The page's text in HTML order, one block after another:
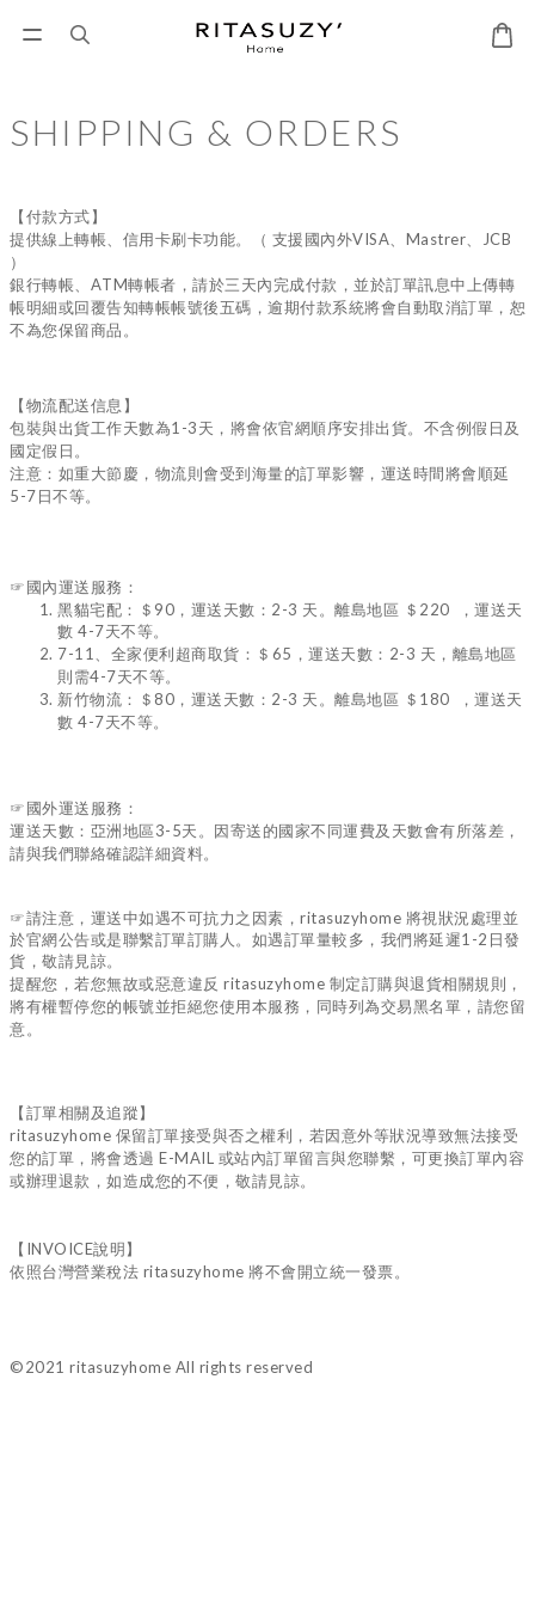
SHIPPING & ORDERS
【付款方式】
提供線上轉帳、信用卡刷卡功能。（ 支援國內外VISA、Mastrer、JCB
）
銀行轉帳、ATM轉帳者，請於三天內完成付款，並於訂單訊息中上傳轉
帳明細或回覆告知轉帳帳號後五碼，逾期付款系統將會自動取消訂單，恕
不為您保留商品。
【物流配送信息】
包裝與出貨工作天數為1-3天，將會依官網順序安排出貨。不含例假日及
國定假日。
注意：如重大節慶，物流則會受到海量的訂單影響，運送時間將會順延
5-7日不等。
☞國內運送服務：
黑貓宅配：＄90，運送天數：2-3 天。 離島地區 ＄220 ，運送天
數 4-7天不等。
7-11、全家便利超商取貨：＄65，運送天數：2-3 天，離島地區
則需4-7天不等。
新竹物流：＄80，運送天數：2-3 天。離島地區 ＄180 ，運送天
數 4-7天不等。
☞國外運送服務：
運送天數：亞洲地區3-5天。因寄送的國家不同運費及天數會有所落差，
請與我們聯絡確認詳細資料。
☞請注意， 運送中如遇不可抗力之因素，ritasuzyhome 將視狀況處理並
於官網公告或是聯繫訂單訂購人。如遇訂單量較多，我們將延遲1-2日發
貨，敬請見諒。
提醒您，若您無故或惡意違反 ritasuzyhome 制定訂購與退貨相關規則，
將有權暫停您的帳號並拒絕您使用本服務，同時列為交易黑名單，請您留
意。
【訂單相關及追蹤】
ritasuzyhome 保留訂單接受與否之權利，若因意外等狀況導致無法接受
您的訂單，將會透過 E-MAIL 或站內訂單留言與您聯繫，可更換訂單內容
或辦理退款，如造成您的不便，敬請見諒。
【INVOICE說明】
依照台灣營業稅法 ritasuzyhome 將不會開立統一發票。
©2021 ritasuzyhome All rights reserved